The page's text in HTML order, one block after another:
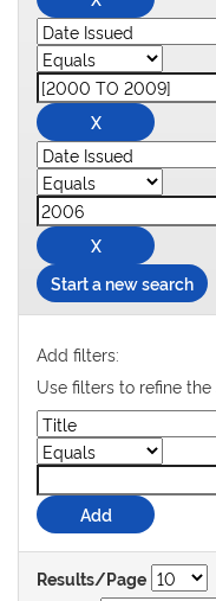
Start a new search
Add filters:
Use filters to refine the
Results/Page